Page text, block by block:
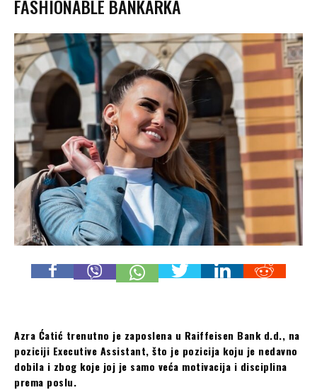
FASHIONABLE BANKARKA
Azra Ćatić trenutno je zaposlena u Raiffeisen Bank d.d., na
poziciji Executive Assistant, što je pozicija koju je nedavno
dobila i zbog koje joj je samo veća motivacija i disciplina
prema poslu.